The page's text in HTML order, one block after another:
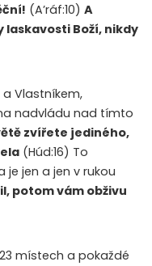
(A’ráf:10) A
Boží, nikdy
a Vlastníkem,
nadvládu nad tímto
zvířete jediného,
(Húd:16) To
je jen a jen v rukou
potom vám obživu
místech a pokaždé